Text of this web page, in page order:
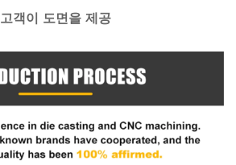
고객이 도면을 제공